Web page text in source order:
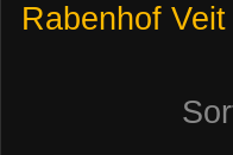
Rabenhof Veit